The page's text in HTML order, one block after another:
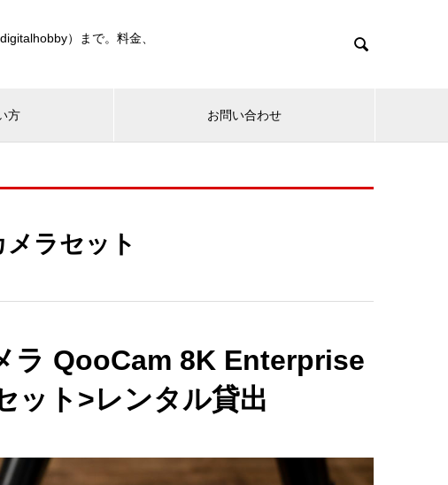
）まで。料金、

方 お問い合わせ
ラセット
ラ QooCam 8K Enterprise
ット>レンタル貸出